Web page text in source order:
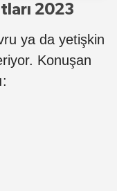
2023
ya da yetişkin
Konuşan